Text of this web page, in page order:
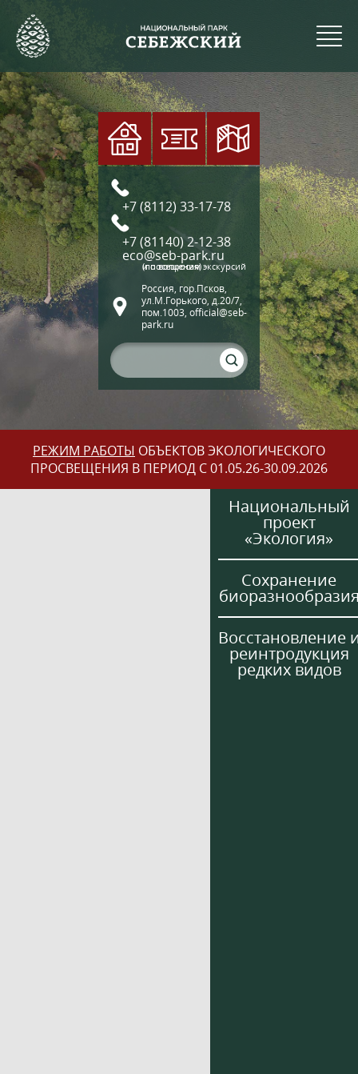
+7 (8112) 33-17-78
+7 (81140) 2-12-38
eco@seb-park.ru
(по вопросам экскурсий и посещения)
Россия, гор.Псков,
ул.М.Горького, д.20/7,
пом.1003, official@seb-
park.ru
РЕЖИМ РАБОТЫ ОБЪЕКТОВ ЭКОЛОГИЧЕСКОГО
ПРОСВЕЩЕНИЯ В ПЕРИОД С 01.05.26-30.09.2026
Национальный
проект
«Экология»
Сохранение
Восстановление
реинтродукция
редких видов